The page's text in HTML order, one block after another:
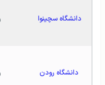
دانشگاه سچینوا
دانشگاه رودن